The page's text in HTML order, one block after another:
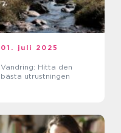
01. juli 2025
Vandring: Hitta den
bästa utrustningen